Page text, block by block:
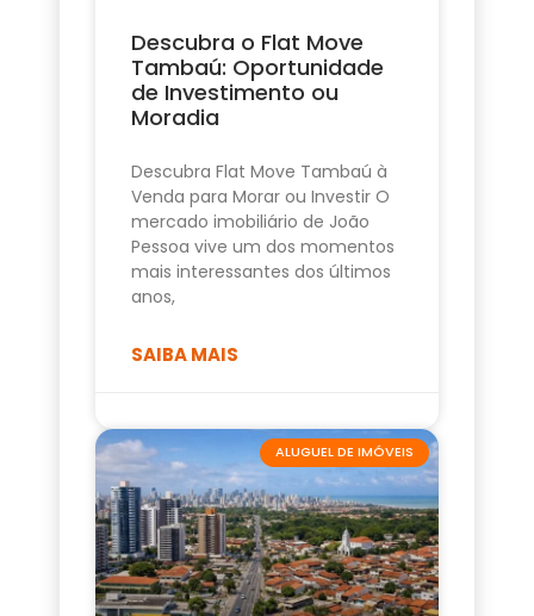
Descubra o Flat Move
Tambaú: Oportunidade
de Investimento ou
Moradia
Descubra Flat Move Tambaú à
Venda para Morar ou Investir O
mercado imobiliário de João
Pessoa vive um dos momentos
mais interessantes dos últimos
anos,
SAIBA MAIS
ALUGUEL DE IMÓVEIS